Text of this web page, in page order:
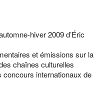
hiver 2009 d’Éric
et émissions sur la
chaînes culturelles
internationaux de